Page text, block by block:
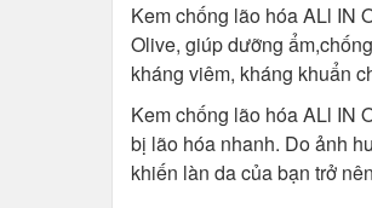
Kem chống lão hóa ALl IN
Olive, giúp dưỡng
kháng viêm, kháng khuẩn
Kem chống lão hóa ALl IN
bị lão hóa nhanh. Do ảnh
khiến làn da của bạn trở